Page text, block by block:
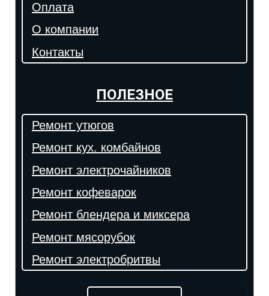
Оплата
О компании
Контакты
ПОЛЕЗНОЕ
Ремонт утюгов
Ремонт кух. комбайнов
Ремонт электрочайников
Ремонт кофеварок
Ремонт блендера и миксера
Ремонт мясорубок
Ремонт электробритвы